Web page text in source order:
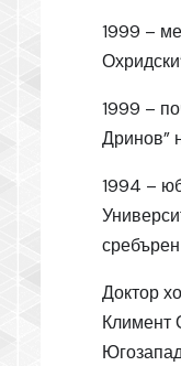
1999 –
1999 –
Дринов”
1994 –
сребърен
Доктор
Климент